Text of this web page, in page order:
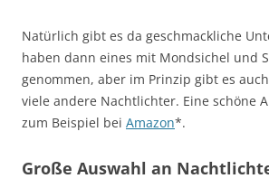
Natürlich gibt es da geschmackliche
haben dann eines mit Mondsichel und
genommen, aber im Prinzip gibt es
viele andere Nachtlichter. Eine schöne
zum Beispiel bei Amazon*.
Große Auswahl an